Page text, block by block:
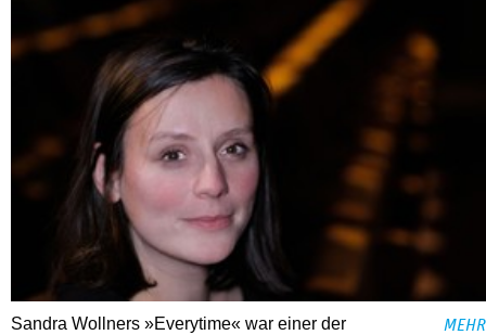
Sandra Wollners »Everytime« war einer der
MEHR